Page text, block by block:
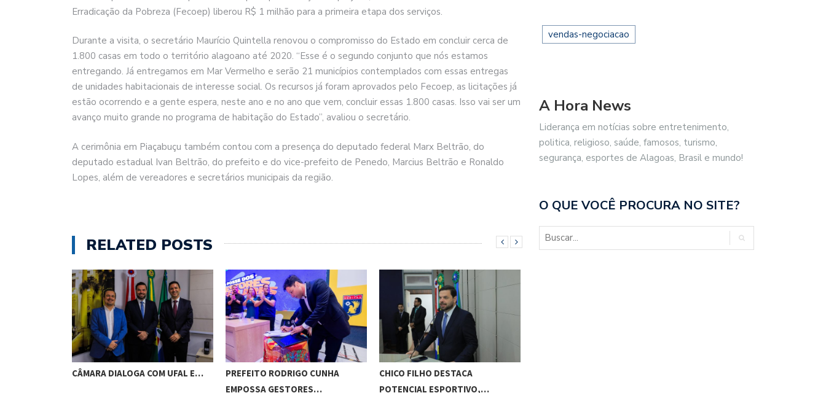
Erradicação da Pobreza (Fecoep) liberou R$ 1 milhão para a primeira etapa dos serviços.
Durante a visita, o secretário Maurício Quintella renovou o compromisso do Estado em concluir cerca de
1.800 casas em todo o território alagoano até 2020. “Esse é o segundo conjunto que nós estamos
entregando. Já entregamos em Mar Vermelho e serão 21 municípios contemplados com essas entregas
de unidades habitacionais de interesse social. Os recursos já foram aprovados pelo Fecoep, as licitações já
estão ocorrendo e a gente espera, neste ano e no ano que vem, concluir essas 1.800 casas. Isso vai ser um
avanço muito grande no programa de habitação do Estado”, avaliou o secretário.
A cerimônia em Piaçabuçu também contou com a presença do deputado federal Marx Beltrão, do
deputado estadual Ivan Beltrão, do prefeito e do vice-prefeito de Penedo, Marcius Beltrão e Ronaldo
Lopes, além de vereadores e secretários municipais da região.
RELATED POSTS
CÂMARA DIALOGA COM UFAL E…
PREFEITO RODRIGO CUNHA
EMPOSSA GESTORES…
CHICO FILHO DESTACA
POTENCIAL ESPORTIVO,…
vendas-negociacao
A Hora News
Liderança em notícias sobre entretenimento,
politica, religioso, saúde, famosos, turismo,
segurança, esportes de Alagoas, Brasil e mundo!
O QUE VOCÊ PROCURA NO SITE?